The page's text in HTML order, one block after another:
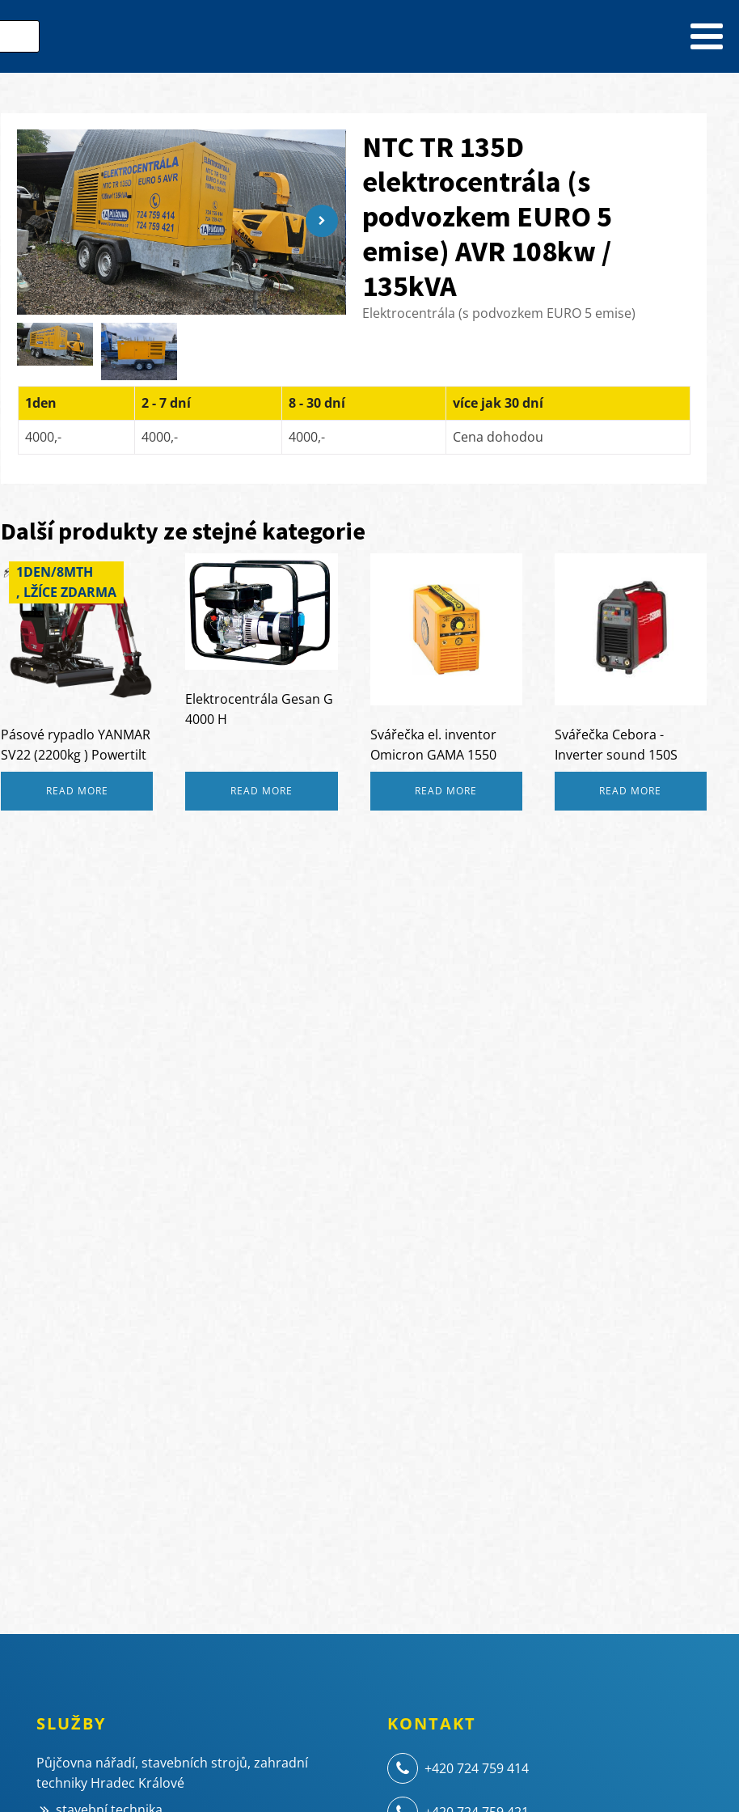
NTC TR 135D
elektrocentrála (s
podvozkem EURO 5
emise) AVR 108kw /
135kVA
Elektrocentrála (s podvozkem EURO 5 emise)
1den 2 - 7 dní 8 - 30 dní
více jak 30 dní
4000,-
4000,- 4000,- Cena dohodou
Další produkty ze stejné kategorie
Pásové rypadlo YANMAR
SV22 (2200kg ) Powertilt
1DEN/8MTH
, LŽÍCE ZDARMA
READ MORE
Elektrocentrála Gesan G
4000 H
READ MORE
Svářečka el. inventor
Omicron GAMA 1550
READ MORE
Svářečka Cebora -
Inverter sound 150S
READ MORE
SLUŽBY
Půjčovna nářadí, stavebních strojů, zahradní
techniky Hradec Králové
KONTAKT
+420 724 759 414